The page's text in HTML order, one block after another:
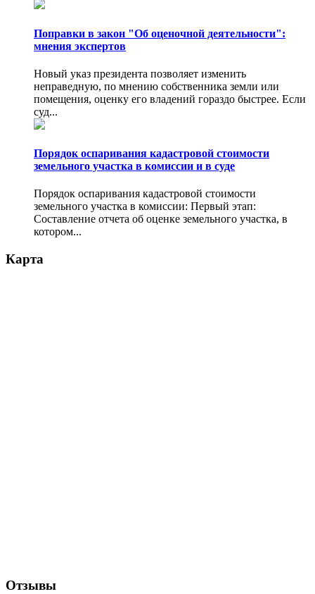
Поправки в закон "Об оценочной деятельности":
мнения экспертов
Новый указ президента позволяет изменить
неправедную, по мнению собственника земли или
помещения, оценку его владений гораздо быстрее. Если
суд...
Порядок оспаривания кадастровой стоимости
земельного участка в комиссии и в суде
Порядок оспаривания кадастровой стоимости
земельного участка в комиссии: Первый этап:
Составление отчета об оценке земельного участка, в
котором...
Карта
Отзывы